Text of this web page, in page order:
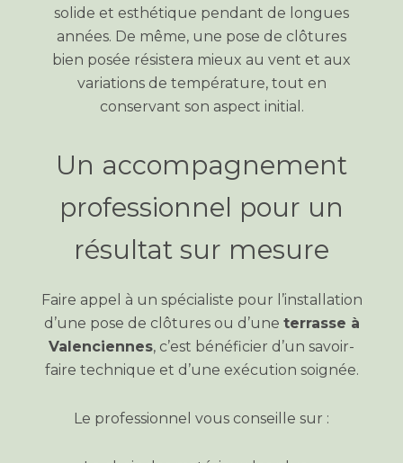
solide et esthétique pendant de longues
années. De même, une pose de clôtures
bien posée résistera mieux au vent et aux
variations de température, tout en
conservant son aspect initial.
Un accompagnement
professionnel pour un
résultat sur mesure
Faire appel à un spécialiste pour l’installation
d’une pose de clôtures ou d’une terrasse à
Valenciennes, c’est bénéficier d’un savoir-
faire technique et d’une exécution soignée.
Le professionnel vous conseille sur :